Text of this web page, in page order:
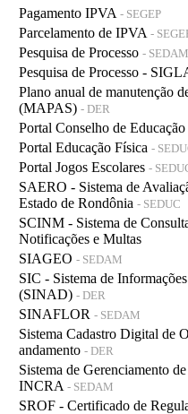
Pagamento IPVA - SEGEP
Parcelamento de IPVA -
Pesquisa de Processo - SEDAM
Pesquisa de Processo -
Plano anual de manutenção
(MAPAS) - DER
Portal Conselho de Educação
Portal Educação Física -
Portal Jogos Escolares -
SAERO - Sistema de
Estado de Rondônia - SEDUC
SCINM - Sistema de
Notificações e Multas
SIAGEO - SEDAM
SIC - Sistema de
(SINAD) - DER
SINAFLOR - SEDAM
Sistema Cadastro Digital de
andamento - DER
Sistema de Gerenciamento
INCRA - SEDAM
SROF - Certificado de